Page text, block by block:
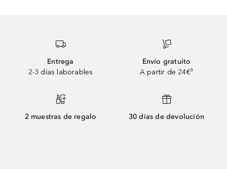
Entrega
2-3 días laborables
Envío gratuito
A partir de 24€³
2 muestras de regalo 30 días de devolución